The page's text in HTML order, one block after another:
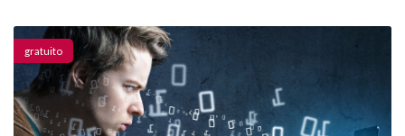
gratuito